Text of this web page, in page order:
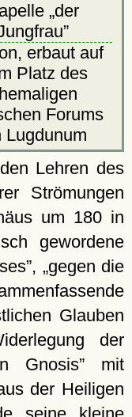
der
erbaut auf
Platz des
Forums
Lugdunum
Lehren des
Strömungen
um 180 in
gewordene
,
gegen die
Glauben
der
Gnosis mit
der Heiligen